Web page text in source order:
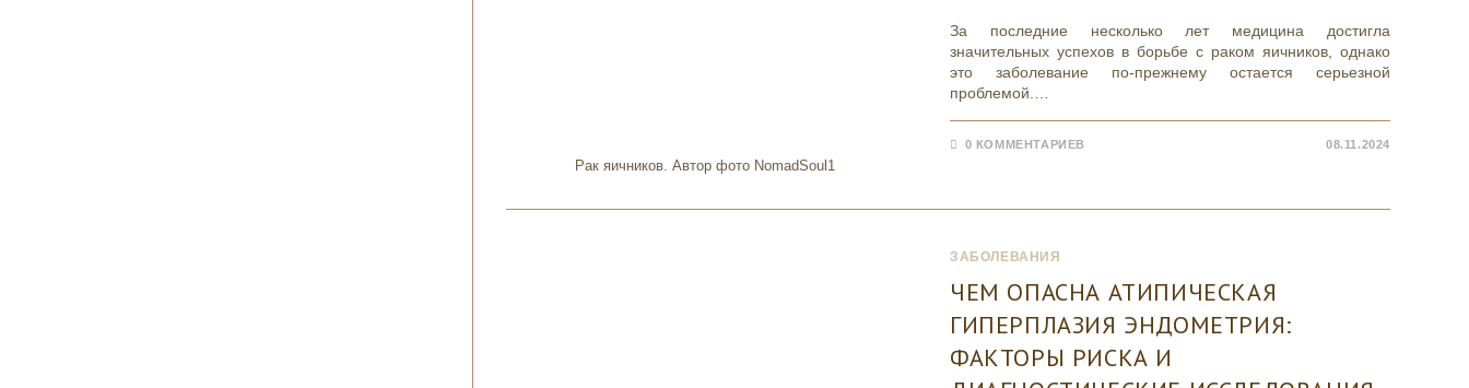
Рак яичников. Автор фото NomadSoul1
За последние несколько лет медицина достигла
значительных успехов в борьбе с раком яичников, однако
это заболевание по-прежнему остается серьезной
проблемой.…
0 КОММЕНТАРИЕВ 08.11.2024
ЗАБОЛЕВАНИЯ
ЧЕМ ОПАСНА АТИПИЧЕСКАЯ
ГИПЕРПЛАЗИЯ ЭНДОМЕТРИЯ:
ФАКТОРЫ РИСКА И